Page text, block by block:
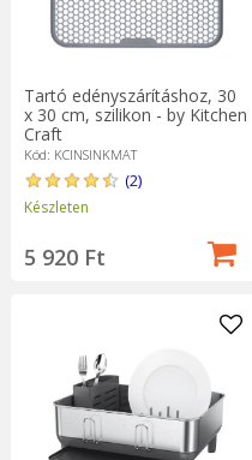
Tartó edényszárításhoz, 30
x 30 cm, szilikon - by Kitchen
Craft
Kód: KCINSINKMAT
(2)
Készleten
5 920 Ft